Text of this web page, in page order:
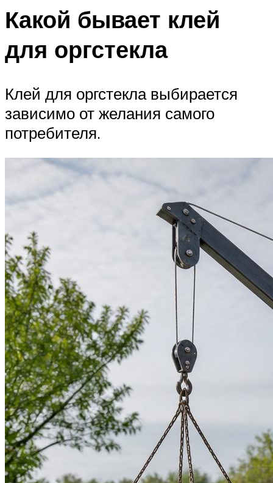
Какой бывает клей
для оргстекла
Клей для оргстекла выбирается
зависимо от желания самого
потребителя.